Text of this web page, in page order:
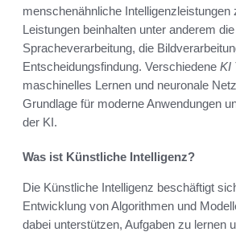
menschenähnliche Intelligenzleistungen
Leistungen beinhalten unter anderem die
Spracheverarbeitung, die
Entscheidungsfindung. Verschiedene KI
maschinelles Lernen und neuronale
Grundlage für moderne Anwendungen
der KI.
Was ist Künstliche Intelligenz?
Die Künstliche Intelligenz beschäftigt
Entwicklung von Algorithmen und
dabei unterstützen, Aufgaben zu lernen